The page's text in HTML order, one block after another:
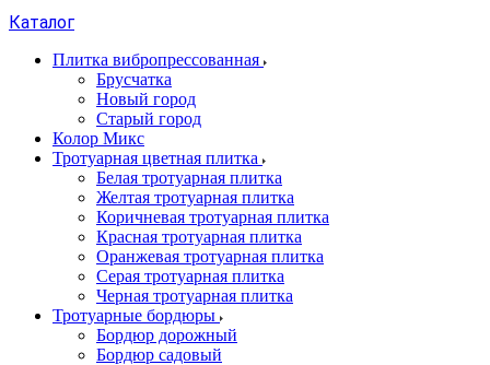
Каталог
Плитка вибропрессованная
Брусчатка
Новый город
Старый город
Колор Микс
Тротуарная цветная плитка
Белая тротуарная плитка
Желтая тротуарная плитка
Коричневая тротуарная плитка
Красная тротуарная плитка
Оранжевая тротуарная плитка
Серая тротуарная плитка
Черная тротуарная плитка
Тротуарные бордюры
Бордюр дорожный
Бордюр садовый